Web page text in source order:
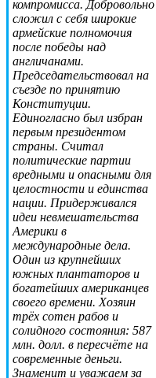
компромисса. Добровольно
сложил с себя широкие
армейские полномочия
после победы над
англичанами.
Председательствовал на
съезде по принятию
Конституции.
Единогласно был избран
первым президентом
страны. Считал
политические партии
вредными и опасными для
целостности и единства
нации. Придерживался
идеи невмешательства
Америки в
международные дела.
Один из крупнейших
южных плантаторов и
богатейших американцев
своего времени. Хозяин
трёх сотен рабов и
солидного состояния: 587
млн. долл. в пересчёте на
современные деньги.
Знаменит и уважаем за